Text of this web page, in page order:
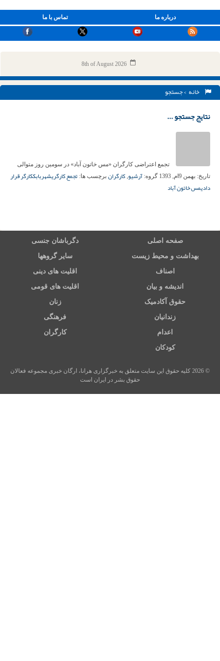
تماس با ما درباره ما
8th of August 2026
خانه > جستجو
نتایج جستجو ...
تجمع اعتراضی کارگران «مس خاتون آباد» در سومین روز متوالی
تاریخ: بهمن 9ام, 1393 گروه: آرشیو, کارگران برچسب ها: تجمع کارگریشهربابککارگر قرار
دادیمس خاتون آباد
صفحه اصلی دگرباشان جنسی
بهداشت و محیط زیست سایر گروهها
اصناف اقلیت های دینی
اندیشه و بیان اقلیت های قومی
حقوق آکادمیک زنان
زندانیان فرهنگی
اعدام کارگران
کودکان
© 2026 کلیه حقوق این سایت متعلق به خبرگزاری هرانا، ارگان خبری مجموعه فعالان
حقوق بشر در ایران است